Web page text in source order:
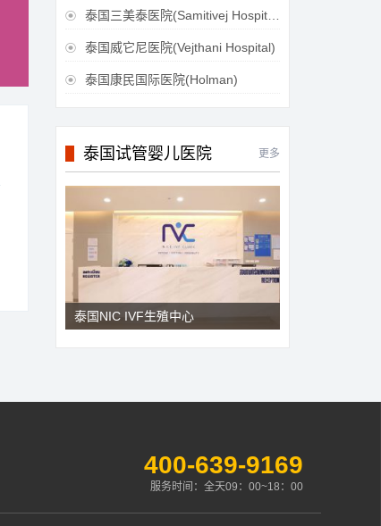
 泰国三美泰医院(Samitivej Hospital)
 泰国威它尼医院(Vejthani Hospital)
 泰国康民国际医院(Holman)
泰国试管婴儿医院 更多
泰国NIC IVF生殖中心
400-639-9169
服务时间：全天09：00~18：00